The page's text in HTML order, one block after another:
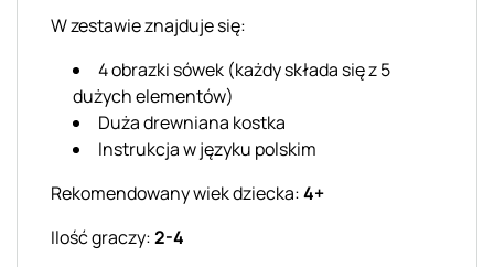
W zestawie znajduje się:
4 obrazki sówek (każdy składa się z 5
dużych elementów)
Duża drewniana kostka
Instrukcja w języku polskim
Rekomendowany wiek dziecka:4+
Ilość graczy:2-4